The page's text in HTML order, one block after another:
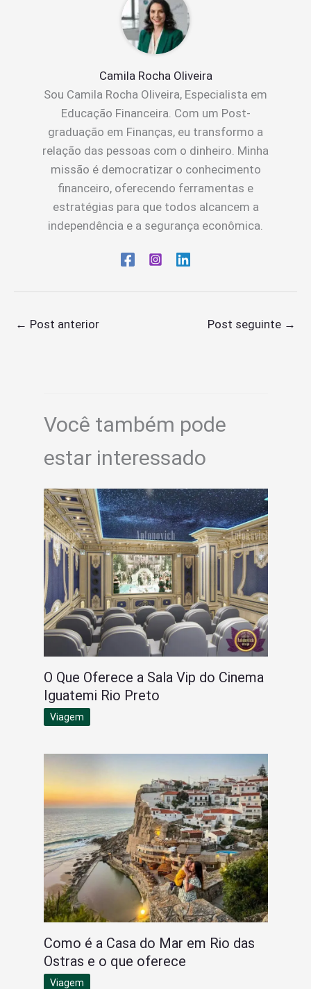
Camila Rocha Oliveira
Sou Camila Rocha Oliveira, Especialista em
Educação Financeira. Com um Post-
graduação em Finanças, eu transformo a
relação das pessoas com o dinheiro. Minha
missão é democratizar o conhecimento
financeiro, oferecendo ferramentas e
estratégias para que todos alcancem a
independência e a segurança econômica.
← Post anterior Post seguinte →
Você também pode
estar interessado
O Que Oferece a Sala Vip do Cinema
Iguatemi Rio Preto
Viagem
Como é a Casa do Mar em Rio das
Ostras e o que oferece
Viagem